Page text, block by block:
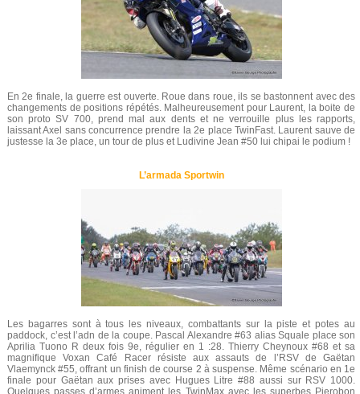
En 2e finale, la guerre est ouverte. Roue dans roue, ils se bastonnent avec des
changements de positions répétés. Malheureusement pour Laurent, la boite de
son proto SV 700, prend mal aux dents et ne verrouille plus les rapports,
laissant Axel sans concurrence prendre la 2e place TwinFast. Laurent sauve de
justesse la 3e place, un tour de plus et Ludivine Jean #50 lui chipai le podium !
L’armada Sportwin
Les bagarres sont à tous les niveaux, combattants sur la piste et potes au
paddock, c’est l’adn de la coupe. Pascal Alexandre #63 alias Squale place son
Aprilia Tuono R deux fois 9e, régulier en 1 :28. Thierry Cheynoux #68 et sa
magnifique Voxan Café Racer résiste aux assauts de l’RSV de Gaëtan
Vlaemynck #55, offrant un finish de course 2 à suspense. Même scénario en 1e
finale pour Gaëtan aux prises avec Hugues Litre #88 aussi sur RSV 1000.
Quelques passes d’armes animent les TwinMax avec les superbes Pierobon